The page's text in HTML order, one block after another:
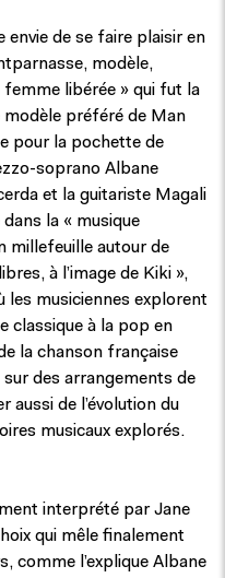
de se faire plaisir en
modèle,
libérée » qui fut la
préféré de Man
pour la pochette de
soprano Albane
et la guitariste Magali
la « musique
millefeuille autour de
à l’image de Kiki »,
les musiciennes explorent
classique à la pop en
la chanson française
des arrangements de
aussi de l’évolution du
musicaux explorés.
interprété par Jane
qui mêle finalement
comme l’explique Albane